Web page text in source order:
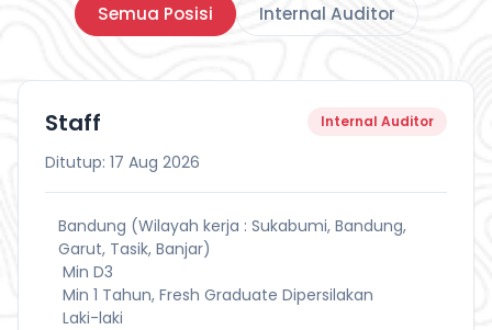
Semua Posisi Internal Auditor
Staff Internal Auditor
Ditutup: 17 Aug 2026
Bandung (Wilayah kerja : Sukabumi, Bandung,
Garut, Tasik, Banjar)
Min D3
Min 1 Tahun, Fresh Graduate Dipersilakan
Laki-laki